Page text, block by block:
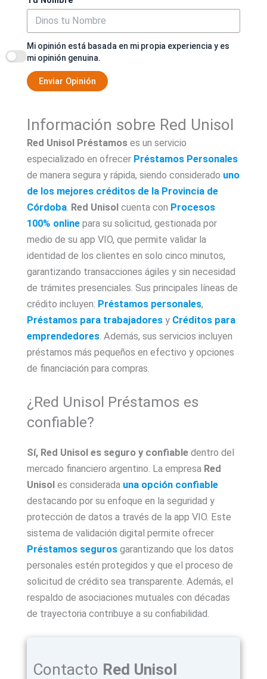
Mi opinión está basada en mi propia experiencia y es
mi opinión genuina.
Enviar Opinión
Información sobre Red Unisol
Red Unisol Préstamos es un servicio
especializado en ofrecer Préstamos Personales
de manera segura y rápida, siendo considerado uno
de los mejores créditos de la Provincia de
Córdoba. Red Unisol cuenta con Procesos
100% online para su solicitud, gestionada por
medio de su app VIO, que permite validar la
identidad de los clientes en solo cinco minutos,
garantizando transacciones ágiles y sin necesidad
de trámites presenciales. Sus principales líneas de
crédito incluyen: Préstamos personales,
Préstamos para trabajadores y Créditos para
emprendedores. Además, sus servicios incluyen
préstamos más pequeños en efectivo y opciones
de financiación para compras.
¿Red Unisol Préstamos es
confiable?
Sí, Red Unisol es seguro y confiable dentro del
mercado financiero argentino. La empresa Red
Unisol es considerada una opción confiable
destacando por su enfoque en la seguridad y
protección de datos a través de la app VIO. Este
sistema de validación digital permite ofrecer
Préstamos seguros garantizando que los datos
personales estén protegidos y que el proceso de
solicitud de crédito sea transparente. Además, el
respaldo de asociaciones mutuales con décadas
de trayectoria contribuye a su confiabilidad.
Contacto Red Unisol